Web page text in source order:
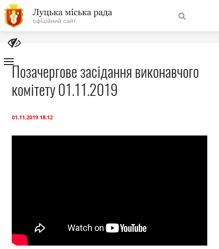
На
головну
НавігаціяПро місто
Прозорість влади
Позачергове засідання виконавчого
комітету 01.11.2019
01.11.2019 18:12